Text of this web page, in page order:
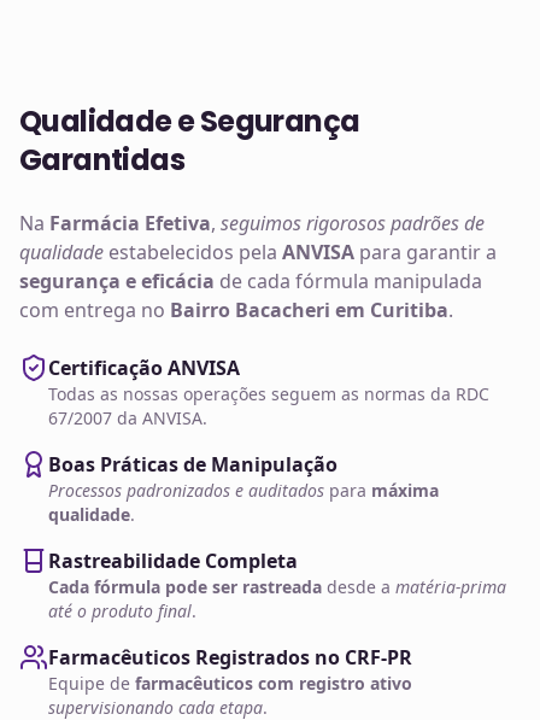
Qualidade e Segurança
Garantidas
Na Farmácia Efetiva, seguimos rigorosos padrões de
qualidade estabelecidos pela ANVISA para garantir a
segurança e eficácia de cada fórmula manipulada
com entrega no Bairro Bacacheri em Curitiba.
Certificação ANVISA
Todas as nossas operações seguem as normas da RDC
67/2007 da ANVISA.
Boas Práticas de Manipulação
Processos padronizados e auditados para máxima
qualidade.
Rastreabilidade Completa
Cada fórmula pode ser rastreada desde a matéria-prima
até o produto final.
Farmacêuticos Registrados no CRF-PR
Equipe de farmacêuticos com registro ativo
supervisionando cada etapa.